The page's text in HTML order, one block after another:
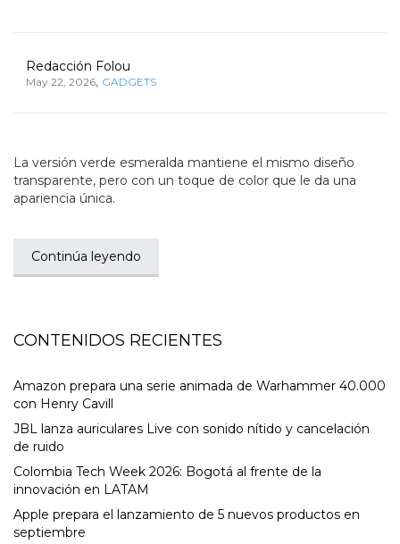
Redacción Folou
May 22, 2026, GADGETS
La versión verde esmeralda mantiene el mismo diseño
transparente, pero con un toque de color que le da una
apariencia única.
Continúa leyendo
CONTENIDOS RECIENTES
Amazon prepara una serie animada de Warhammer 40.000
con Henry Cavill
JBL lanza auriculares Live con sonido nítido y cancelación
de ruido
Colombia Tech Week 2026: Bogotá al frente de la
innovación en LATAM
Apple prepara el lanzamiento de 5 nuevos productos en
septiembre